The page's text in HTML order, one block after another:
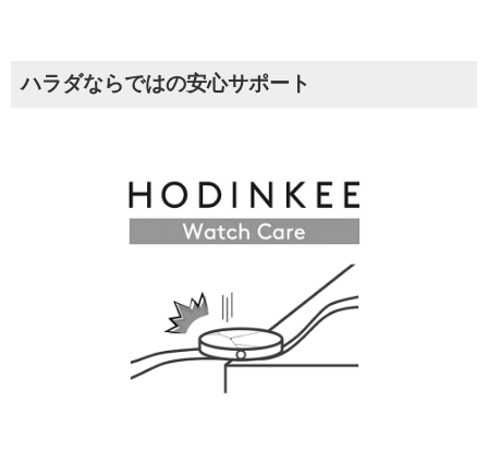
ハラダならではの安心サポート